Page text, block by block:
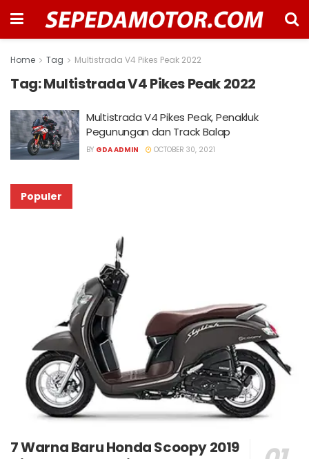
Home Tag Multistrada V4 Pikes Peak 2022
Tag:Multistrada V4 Pikes Peak 2022
Multistrada V4 Pikes Peak, Penakluk
Pegunungan dan Track Balap
BY GDA ADMIN OCTOBER 30, 2021
Populer
7 Warna Baru Honda Scoopy 2019